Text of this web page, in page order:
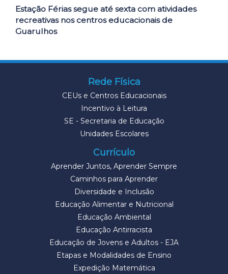
Estação Férias segue até sexta com atividades
recreativas nos centros educacionais de
Guarulhos
Rede Física
CEUs e Centros Educacionais
Incentivo à Leitura
SE - Secretaria de Educação
Unidades Escolares
Currículo
Aprender Juntos, Aprender Sempre
Caminhos para Aprender
Diversidade e Inclusão
Educação Alimentar e Nutricional
Educação Ambiental
Educação Antirracista
Educação de Jovens e Adultos - EJA
Etapas e Modalidades de Ensino
Expedição Matemática